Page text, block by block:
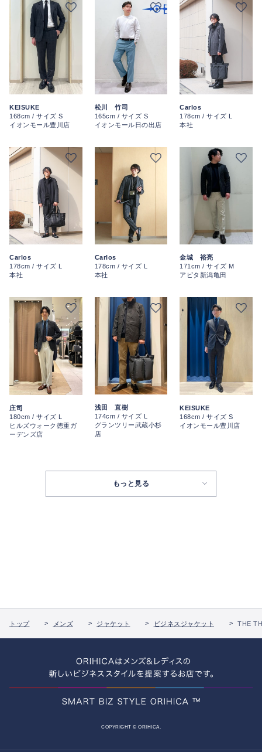
KEISUKE
168cm / サイズ S
イオンモール豊川店
松川 竹司
165cm / サイズ S
イオンモール日の出店
Carlos
178cm / サイズ L
本社
Carlos
178cm / サイズ L
本社
Carlos
178cm / サイズ L
本社
金城 裕亮
171cm / サイズ M
アピタ新潟亀田
庄司
180cm / サイズ L
ヒルズウォーク徳重ガ
ーデンズ店
浅田 直樹
174cm / サイズ L
グランツリー武蔵小杉
店
KEISUKE
168cm / サイズ S
イオンモール豊川店
もっと見る
トップ メンズ ジャケット ビジネスジャケット THE
COPYRIGHT © ORIHICA.